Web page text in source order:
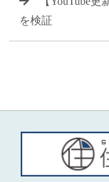
を検証